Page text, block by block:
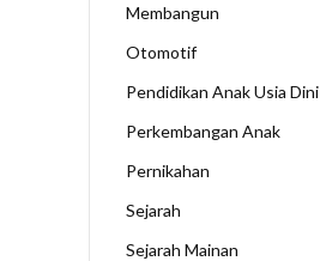
Membangun
Otomotif
Pendidikan Anak Usia Dini
Perkembangan Anak
Pernikahan
Sejarah
Sejarah Mainan